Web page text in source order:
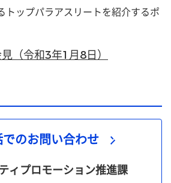
トップパラアスリートを紹介するポ
（令和3年1月8日）
でのお問い合わせ
ィプロモーション推進課